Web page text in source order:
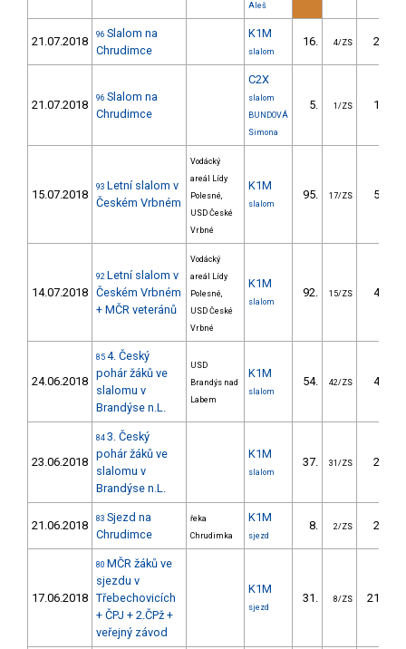
Aleš
21.07.2018 96 Slalom na
Chrudimce
K1M
slalom
16. 4/ZS 26.00
21.07.2018 96 Slalom na
Chrudimce
C2X
slalom
BUNDOVÁ
Simona
5. 1/ZS 17.70
15.07.2018
93 Letní slalom v
Českém Vrbném
Vodácký
areál Lídy
Polesné,
USD České
Vrbné
K1M
slalom
95. 17/ZS 52.29
14.07.2018
92 Letní slalom v
Českém Vrbném
+ MČR veteránů
Vodácký
areál Lídy
Polesné,
USD České
Vrbné
K1M
slalom
92. 15/ZS 41.55
24.06.2018
85 4. Český
pohár žáků ve
slalomu v
Brandýse n.L.
USD
Brandýs nad
Labem
K1M
slalom
54. 42/ZS 40.49
23.06.2018
84 3. Český
pohár žáků ve
slalomu v
Brandýse n.L.
K1M
slalom
37. 31/ZS 27.31
21.06.2018 83 Sjezd na
Chrudimce
řeka
Chrudimka
K1M
sjezd
8. 2/ZS 21.20
17.06.2018
80 MČR žáků ve
sjezdu v
Třebechovicích
+ ČPJ + 2.ČPž +
veřejný závod
K1M
sjezd
31. 8/ZS 214.22